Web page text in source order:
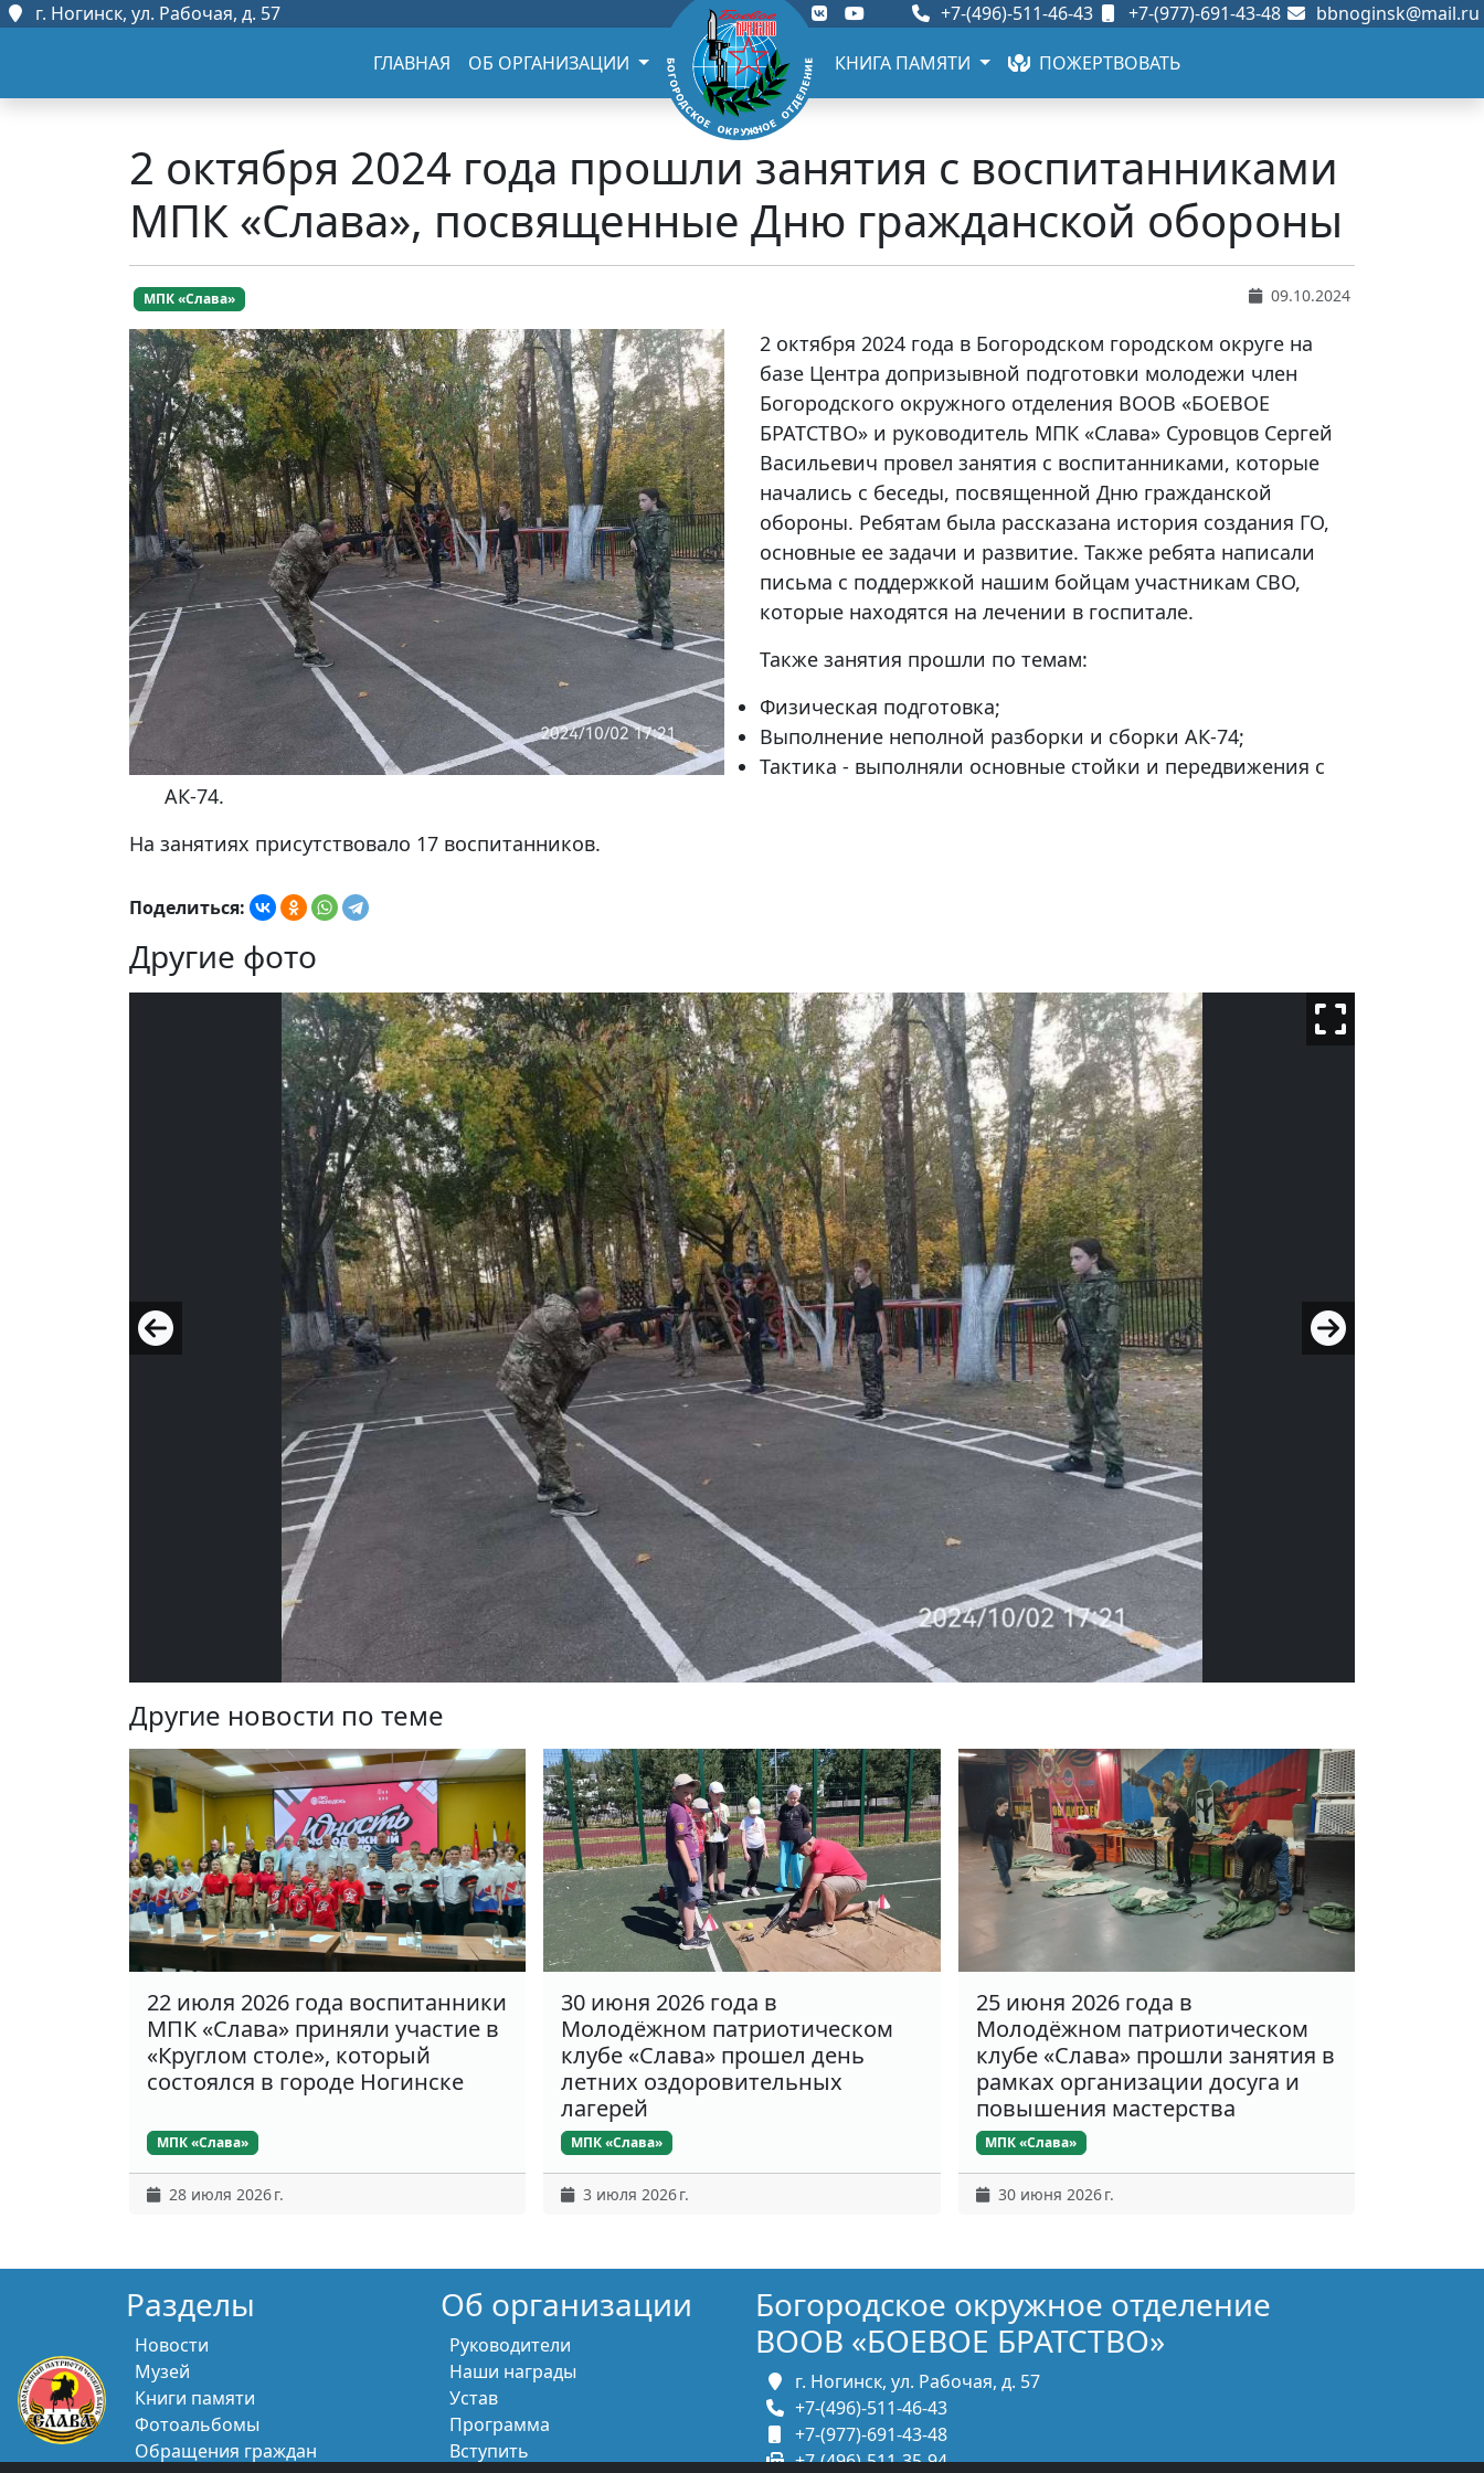
г. Ногинск, ул. Рабочая, д. 57 +7-(496)-511-46-43 +7-(977)-691-43-48 bbnoginsk@mail.ru
ГЛАВНАЯ ОБ ОРГАНИЗАЦИИ КНИГА ПАМЯТИ ПОЖЕРТВОВАТЬ
2 октября 2024 года прошли занятия с воспитанниками
МПК «Слава», посвященные Дню гражданской обороны
МПК «Слава» 09.10.2024
2 октября 2024 года в Богородском городском округе на
базе Центра допризывной подготовки молодежи член
Богородского окружного отделения ВООВ «БОЕВОЕ
БРАТСТВО» и руководитель МПК «Слава» Суровцов Сергей
Васильевич провел занятия с воспитанниками, которые
начались с беседы, посвященной Дню гражданской
обороны. Ребятам была рассказана история создания ГО,
основные ее задачи и развитие. Также ребята написали
письма с поддержкой нашим бойцам участникам СВО,
которые находятся на лечении в госпитале.
Также занятия прошли по темам:
Физическая подготовка;
Выполнение неполной разборки и сборки АК-74;
Тактика - выполняли основные стойки и передвижения с
АК-74.
На занятиях присутствовало 17 воспитанников.
Поделиться:
Другие фото
Другие новости по теме
22 июля 2026 года воспитанники
МПК «Слава» приняли участие в
«Круглом столе», который
состоялся в городе Ногинске
МПК «Слава»
28 июля 2026 г.
30 июня 2026 года в
Молодёжном патриотическом
клубе «Слава» прошел день
летних оздоровительных
лагерей
МПК «Слава»
3 июля 2026 г.
25 июня 2026 года в
Молодёжном патриотическом
клубе «Слава» прошли занятия в
рамках организации досуга и
повышения мастерства
МПК «Слава»
30 июня 2026 г.
Разделы
Новости
Музей
Книги памяти
Фотоальбомы
Обращения граждан
Об организации
Руководители
Наши награды
Устав
Программа
Вступить
Богородское окружное отделение
ВООВ «БОЕВОЕ БРАТСТВО»
г. Ногинск, ул. Рабочая, д. 57
+7-(496)-511-46-43
+7-(977)-691-43-48
+7-(496)-511-35-94